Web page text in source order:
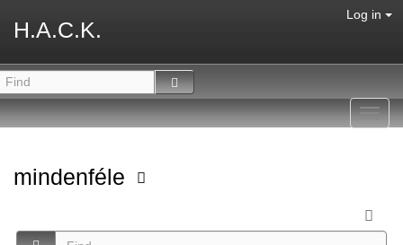
H.A.C.K.
Log in
mindenféle